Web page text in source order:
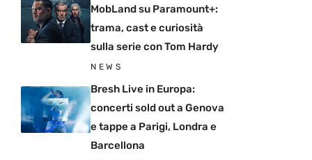
MobLand su Paramount+:
trama, cast e curiosità
sulla serie con Tom Hardy
NEWS
Bresh Live in Europa:
concerti sold out a Genova
e tappe a Parigi, Londra e
Barcellona